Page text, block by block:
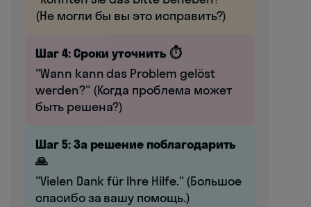
(Не могли бы вы это исправить?)
Шаг 4: Сроки уточнить ⏱️
"Wann kann das Problem gelöst
werden?" (Когда проблема может
быть решена?)
Шаг 5: За решение поблагодарить
🙏
"Vielen Dank für Ihre Hilfe." (Большое
спасибо за вашу помощь.)